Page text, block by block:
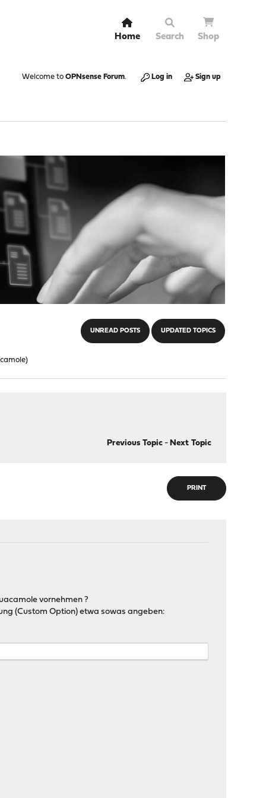
Home Search Shop
Welcome to OPNsense Forum. Log in Sign up
UNREAD POSTS UPDATED TOPICS
Previous Topic- Next Topic
PRINT
vornehmen ?
(Custom Option) etwa sowas angeben: